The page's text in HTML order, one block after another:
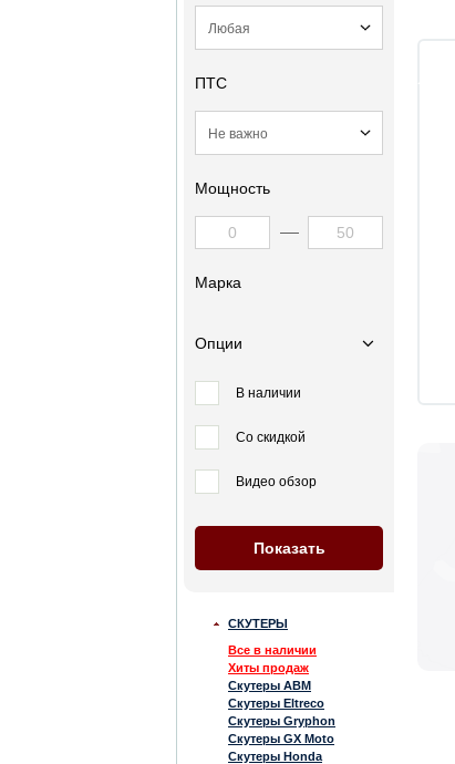
ПТС
Мощность
Марка
Опции
В наличии
Со скидкой
Видео обзор
СКУТЕРЫ
Все в наличии
Хиты продаж
Скутеры ABM
Скутеры Eltreco
Скутеры Gryphon
Скутеры GX Moto
Скутеры Honda